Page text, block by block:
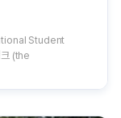
Student
(the